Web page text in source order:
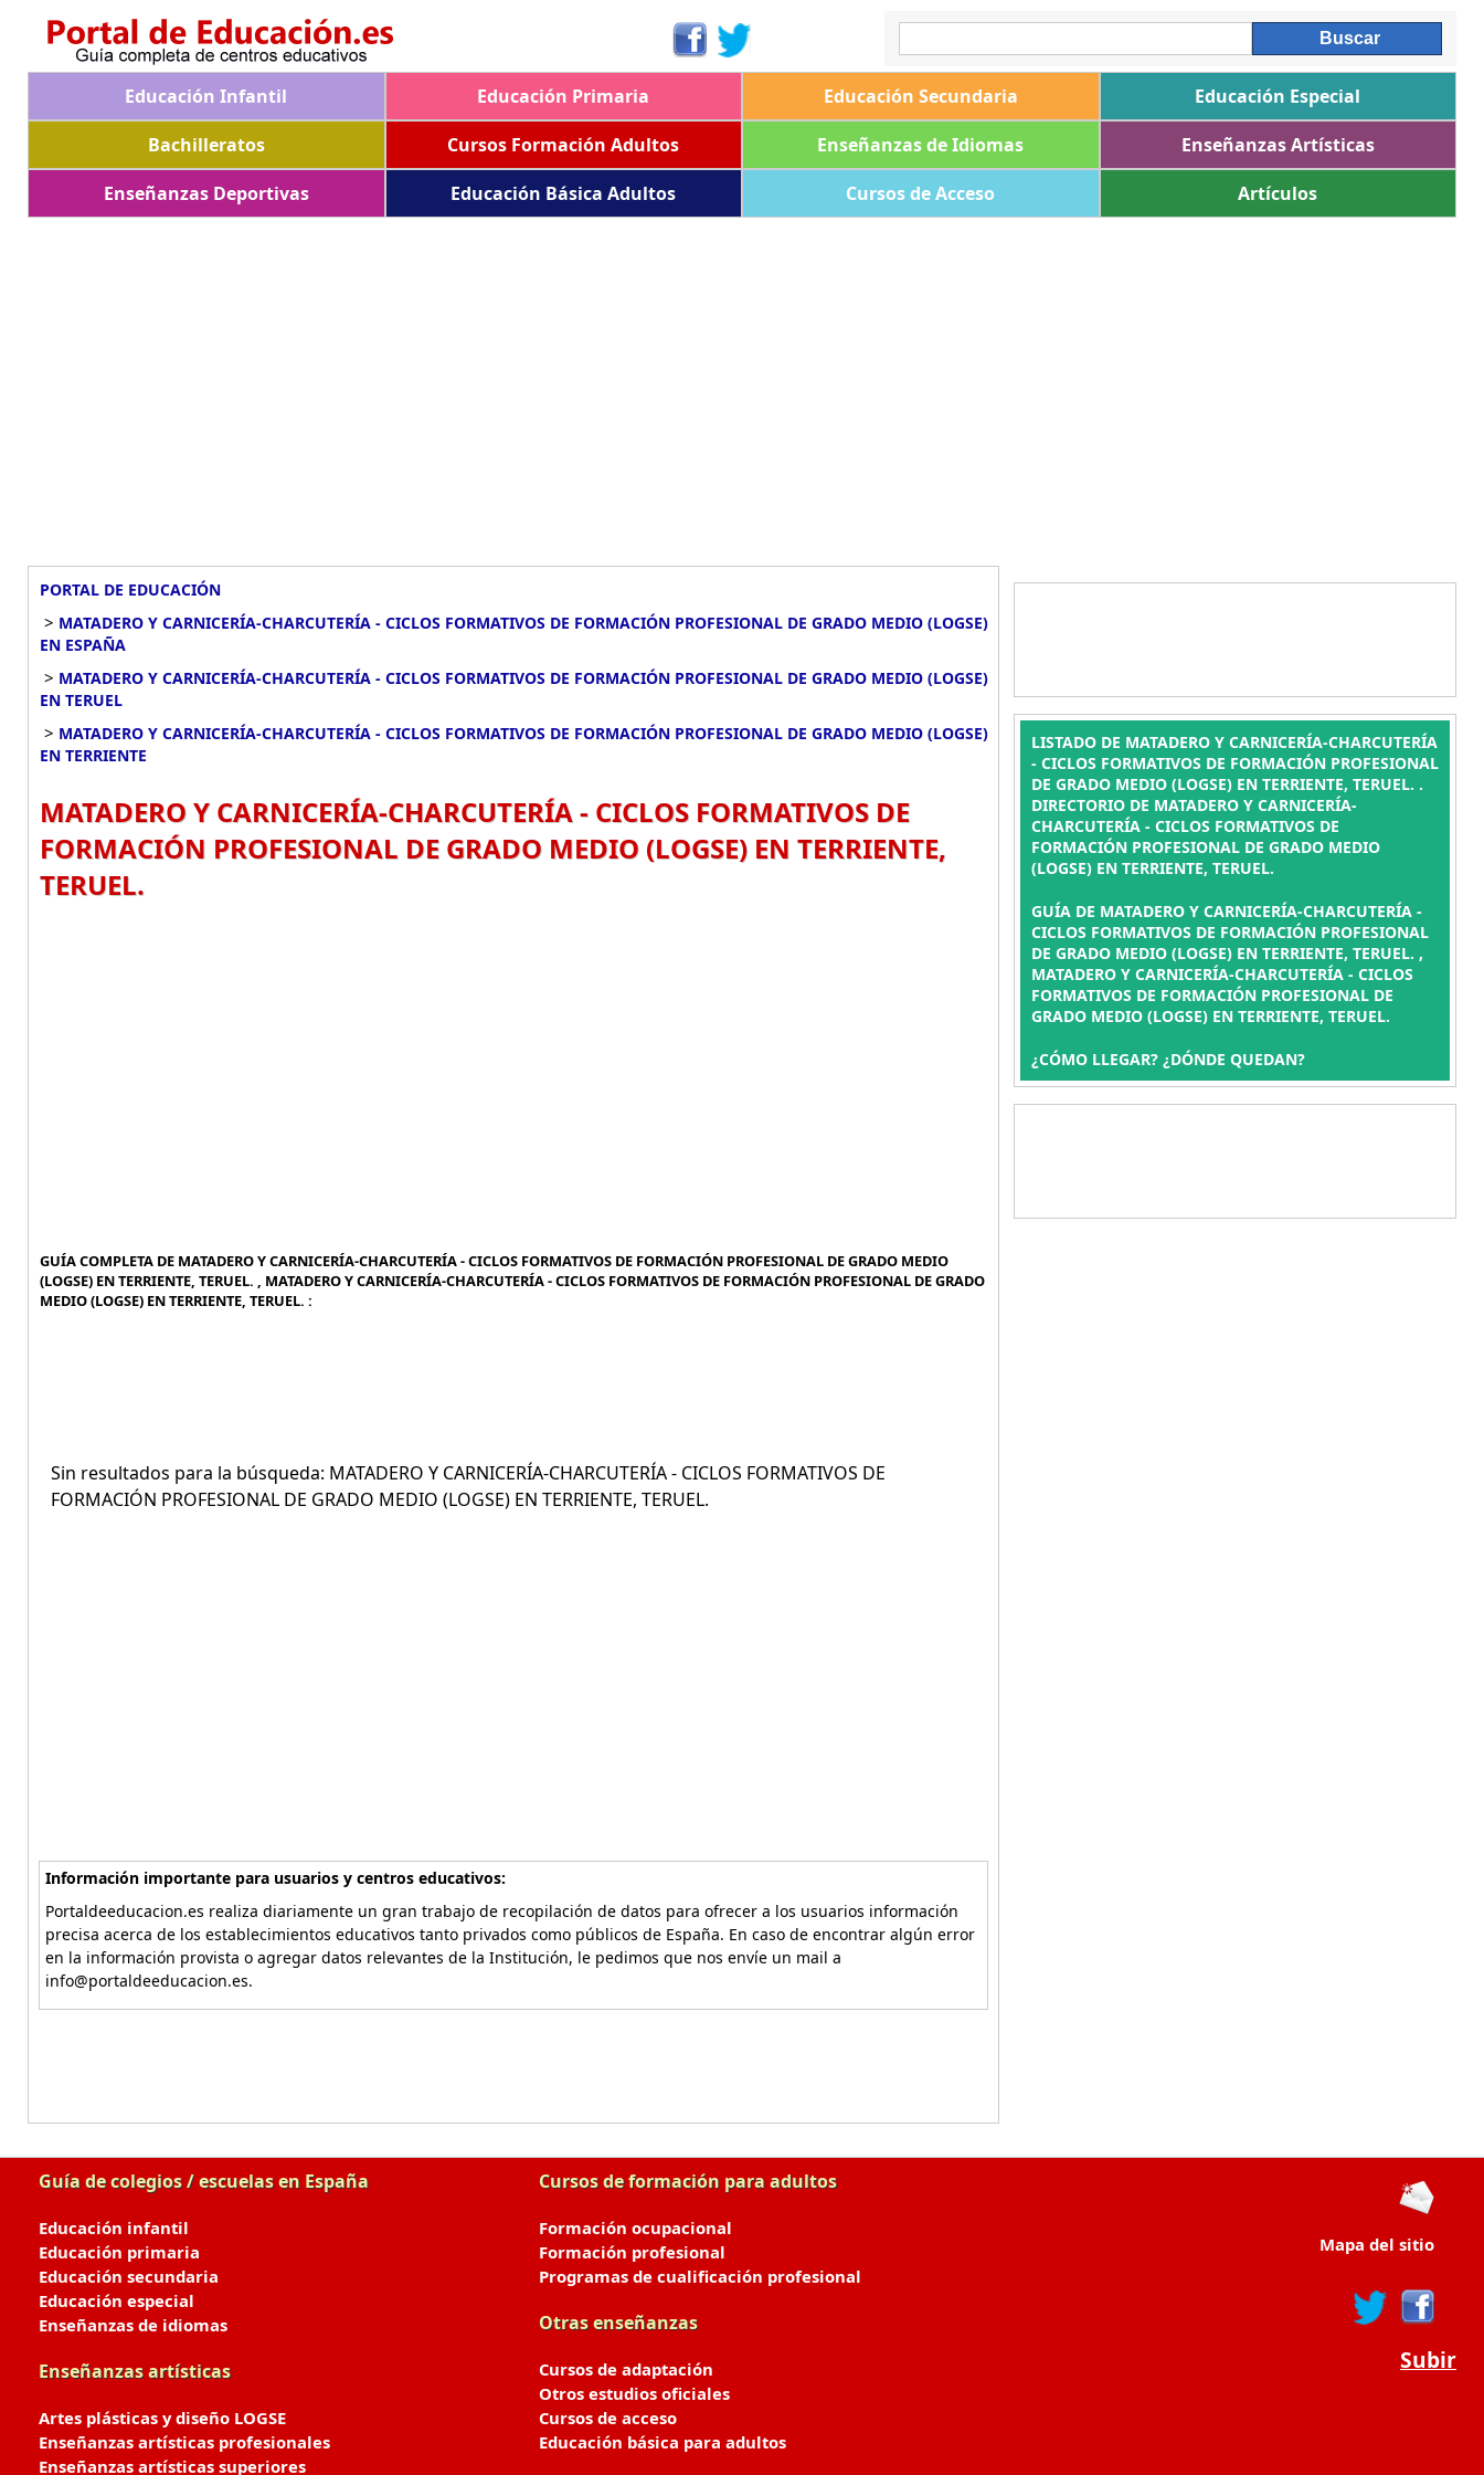
Educación Infantil Educación Primaria Educación Secundaria
Educación Especial
Bachilleratos
Cursos Formación Adultos Enseñanzas de Idiomas
Enseñanzas Artísticas
Enseñanzas Deportivas
Educación Básica Adultos Cursos de Acceso Artículos
PORTAL DE EDUCACIÓN
> MATADERO Y CARNICERÍA-CHARCUTERÍA - CICLOS FORMATIVOS DE FORMACIÓN PROFESIONAL DE GRADO MEDIO (LOGSE)
EN ESPAÑA
> MATADERO Y CARNICERÍA-CHARCUTERÍA - CICLOS FORMATIVOS DE FORMACIÓN PROFESIONAL DE GRADO MEDIO (LOGSE)
EN TERUEL
> MATADERO Y CARNICERÍA-CHARCUTERÍA - CICLOS FORMATIVOS DE FORMACIÓN PROFESIONAL DE GRADO MEDIO (LOGSE)
EN TERRIENTE
MATADERO Y CARNICERÍA-CHARCUTERÍA - CICLOS FORMATIVOS DE
FORMACIÓN PROFESIONAL DE GRADO MEDIO (LOGSE) EN TERRIENTE,
TERUEL.
GUÍA COMPLETA DE MATADERO Y CARNICERÍA-CHARCUTERÍA - CICLOS FORMATIVOS DE FORMACIÓN PROFESIONAL DE GRADO MEDIO
(LOGSE) EN TERRIENTE, TERUEL. , MATADERO Y CARNICERÍA-CHARCUTERÍA - CICLOS FORMATIVOS DE FORMACIÓN PROFESIONAL DE GRADO
MEDIO (LOGSE) EN TERRIENTE, TERUEL. :
Sin resultados para la búsqueda: MATADERO Y CARNICERÍA-CHARCUTERÍA - CICLOS FORMATIVOS DE
FORMACIÓN PROFESIONAL DE GRADO MEDIO (LOGSE) EN TERRIENTE, TERUEL.
Información importante para usuarios y centros educativos:
Portaldeeducacion.es realiza diariamente un gran trabajo de recopilación de datos para ofrecer a los usuarios información
precisa acerca de los establecimientos educativos tanto privados como públicos de España. En caso de encontrar algún error
en la información provista o agregar datos relevantes de la Institución, le pedimos que nos envíe un mail a
info@portaldeeducacion.es.
LISTADO DE MATADERO Y CARNICERÍA-CHARCUTERÍA
- CICLOS FORMATIVOS DE FORMACIÓN PROFESIONAL
DE GRADO MEDIO (LOGSE) EN TERRIENTE, TERUEL. .
DIRECTORIO DE MATADERO Y CARNICERÍA-
CHARCUTERÍA - CICLOS FORMATIVOS DE
FORMACIÓN PROFESIONAL DE GRADO MEDIO
(LOGSE) EN TERRIENTE, TERUEL.
GUÍA DE MATADERO Y CARNICERÍA-CHARCUTERÍA -
CICLOS FORMATIVOS DE FORMACIÓN PROFESIONAL
DE GRADO MEDIO (LOGSE) EN TERRIENTE, TERUEL. ,
MATADERO Y CARNICERÍA-CHARCUTERÍA - CICLOS
FORMATIVOS DE FORMACIÓN PROFESIONAL DE
GRADO MEDIO (LOGSE) EN TERRIENTE, TERUEL.
¿CÓMO LLEGAR? ¿DÓNDE QUEDAN?
Guía de colegios / escuelas en España
Educación infantil
Educación primaria
Educación secundaria
Educación especial
Enseñanzas de idiomas
Enseñanzas artísticas
Artes plásticas y diseño LOGSE
Enseñanzas artísticas profesionales
Enseñanzas artísticas superiores
Cursos de formación para adultos
Formación ocupacional
Formación profesional
Programas de cualificación profesional
Otras enseñanzas
Cursos de adaptación
Otros estudios oficiales
Cursos de acceso
Educación básica para adultos
Mapa del sitio
Subir